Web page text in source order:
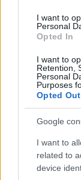
I want to
Personal
Opted In
I want to
Retention,
Personal
Purposes
Opted Out
Google
I want to
related to
device